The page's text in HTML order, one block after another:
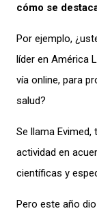
cómo se
Por ejemplo,
líder en América
vía online, para
salud?
Se llama
actividad en
científicas y
Pero este año